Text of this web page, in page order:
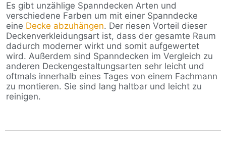
Es gibt unzählige Spanndecken Arten und
verschiedene Farben um mit einer Spanndecke
eine Decke abzuhängen. Der riesen Vorteil dieser
Deckenverkleidungsart ist, dass der gesamte Raum
dadurch moderner wirkt und somit aufgewertet
wird. Außerdem sind Spanndecken im Vergleich zu
anderen Deckengestaltungsarten sehr leicht und
oftmals innerhalb eines Tages von einem Fachmann
zu montieren. Sie sind lang haltbar und leicht zu
reinigen.